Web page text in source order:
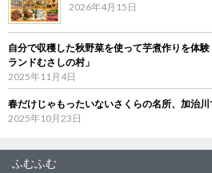
2026年4月15日
自分で収穫した秋野菜を使って芋煮作りを体
ランドむさしの村」
2025年11月4日
春だけじゃもったいないさくらの名所、加治
2025年10月23日
ふむふむ